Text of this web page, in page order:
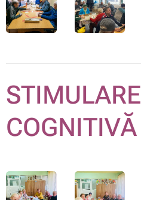
STIMULARE
COGNITIVĂ